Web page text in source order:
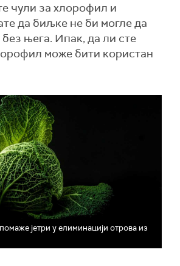
чули за хлорофил и
да биљке не би могле да
њега. Ипак, да ли сте
може бити користан
јетри у елиминацији отрова из